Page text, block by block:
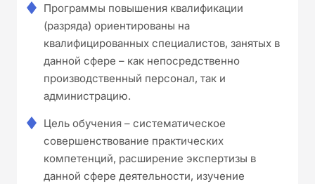
Программы повышения квалификации
(разряда) ориентированы на
квалифицированных специалистов, занятых в
данной сфере – как непосредственно
производственный персонал, так и
администрацию.
Цель обучения – систематическое
совершенствование практических
компетенций, расширение экспертизы в
данной сфере деятельности, изучение